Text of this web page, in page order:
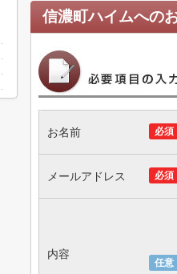
信濃町ハイムへの
必須
お名前
必須
メールアドレス
任意
内容